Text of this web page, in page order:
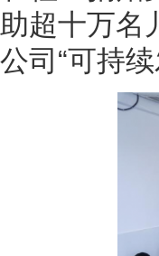
助超十万名
公司“可持续